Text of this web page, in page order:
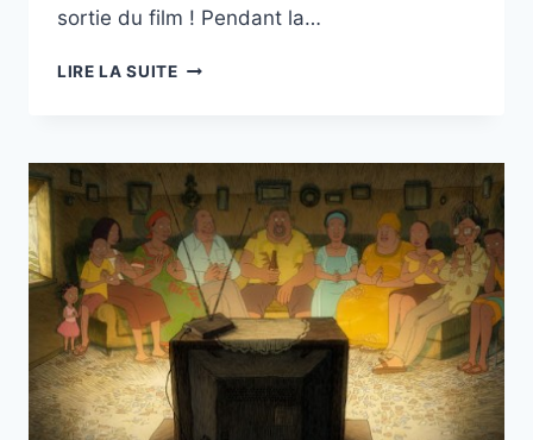
sortie du film ! Pendant la…
LIRE LA SUITEAYA
FILM
!